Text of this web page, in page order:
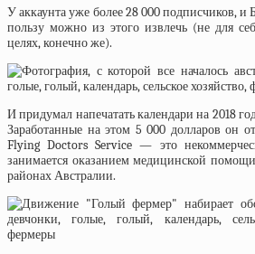
У аккаунта уже более 28 000 подписчиков, и
пользу можно из этого извлечь (не для
целях, конечно же).
И придумал напечатать календари на 2018
Заработанные на этом 5 000 долларов он
Flying Doctors Service — это
занимается оказанием медицинской
районах Австралии.